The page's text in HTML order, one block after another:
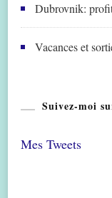
Dubrovnik:
Vacances et
Suivez-moi
Mes Tweets